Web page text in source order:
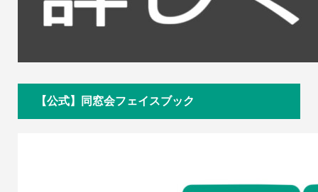
【公式】同窓会フェイスブック